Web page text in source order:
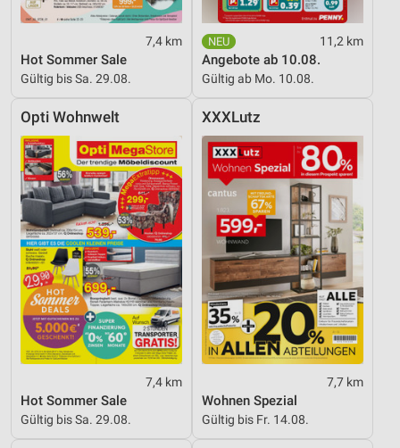
7,4 km
Hot Sommer Sale
Gültig bis Sa. 29.08.
11,2 km
Angebote ab 10.08.
Gültig ab Mo. 10.08.
Opti Wohnwelt
7,4 km
Hot Sommer Sale
Gültig bis Sa. 29.08.
XXXLutz
7,7 km
Wohnen Spezial
Gültig bis Fr. 14.08.